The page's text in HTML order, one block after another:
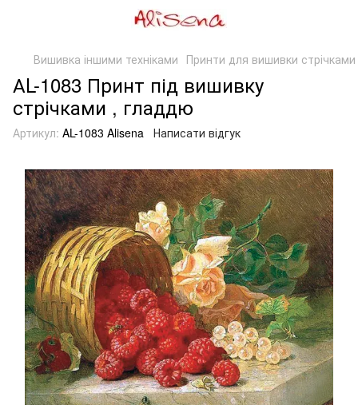
Вишивка іншими техніками Принти для вишивки
АL-1083 Принт під вишивку
стрічками , гладдю
Артикул: AL-1083 Alisena Написати відгук